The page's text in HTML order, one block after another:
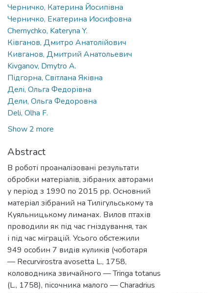
Черничко, Катерина Йосипівна
Черничко, Екатерина Иосифовна
Chernychko, Kateryna Y.
Ківганов, Дмитро Анатолійович
Кивганов, Дмитрий Анатольевич
Kivganov, Dmytro A.
Підгорна, Світлана Яківна
Делі, Ольга Федорівна
Дели, Ольга Федоровна
Deli, Olha F.
Show 2 more
Abstract
В роботі проаналізовані результати
обробки матеріалів, зібраних авторами
у період з 1990 по 2015 рр. Основний
матеріал зібраний на Тилігульському та
Куяльницькому лиманах. Вилов птахів
проводили як під час гніздування, так
і під час міграцій. Усього обстежили
949 особин 7 видів куликів (чоботаря
— Recurvirostra avosetta L., 1758,
коловодника звичайного — Tringa totanus
(L., 1758), пісочника малого — Charadrius